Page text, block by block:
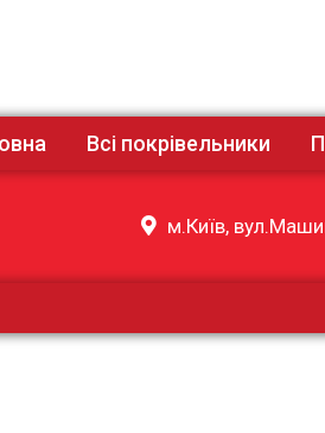
Всі покрівельники
м.Київ,